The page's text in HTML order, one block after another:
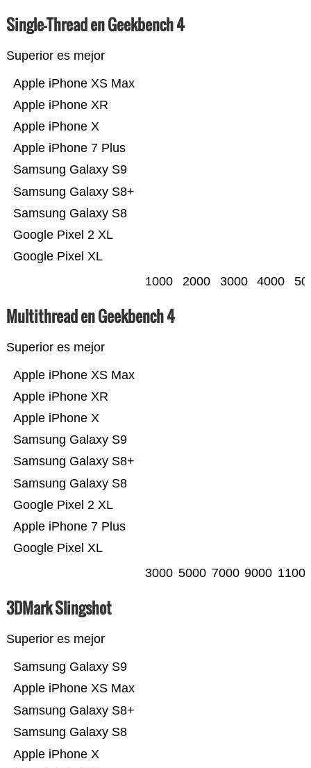
Single-Thread en Geekbench 4
Superior es mejor
Google Pixel XL
Google Pixel 2 XL
Samsung Galaxy S8
Samsung Galaxy S8+
Samsung Galaxy S9
Apple iPhone 7 Plus
Apple iPhone X
Apple iPhone XR
Apple iPhone XS Max
1000 2000 3000 4000
Multithread en Geekbench 4
Superior es mejor
Google Pixel XL
Apple iPhone 7 Plus
Google Pixel 2 XL
Samsung Galaxy S8
Samsung Galaxy S8+
Samsung Galaxy S9
Apple iPhone X
Apple iPhone XR
Apple iPhone XS Max
3000 5000 7000 9000
3DMark Slingshot
Superior es mejor
Apple iPhone X
Samsung Galaxy S8
Samsung Galaxy S8+
Apple iPhone XS Max
Samsung Galaxy S9